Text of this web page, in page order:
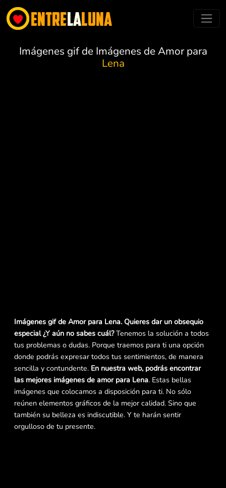
Imágenes gif de Imágenes de Amor para
Lena
Imágenes gif de Amor para Lena. Quieres dar un obsequio
especial ¿Y aún no sabes cuál?Tenemos la solución a todos
tus problemas o dudas. Porque traemos para ti una opción
donde podrás expresar todos tus sentimientos, de manera
sencilla y contundente. En nuestra web, podrás encontrar
las mejores imágenes de amor para Lena. Estas bellas
imágenes que colocamos a disposición para ti. No sólo
reúnen elementos gráficos de la mejor calidad. Sino que
también su belleza es indiscutible. Y te harán sentir
orgulloso de tu presente.